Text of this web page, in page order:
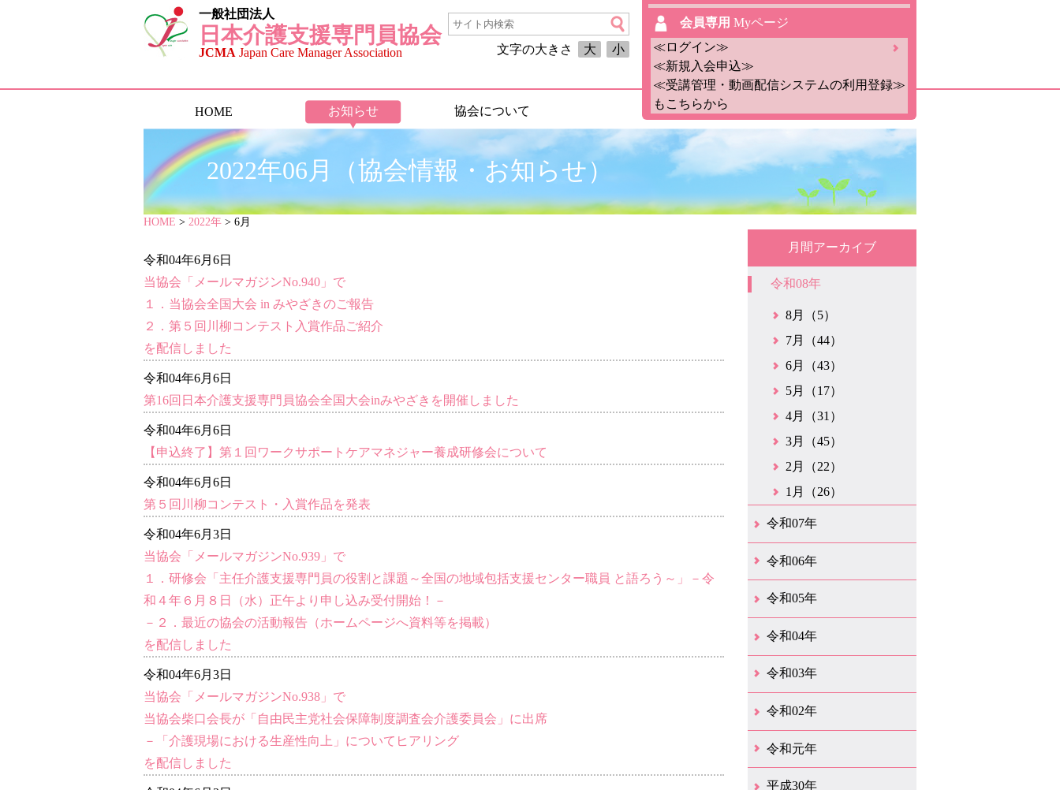
一般社団法人
日本介護支援専門員協会
JCMA Japan Care Manager Association 文字の大きさ 大 小
会員専用 Myページ
≪ログイン≫
≪新規入会申込≫
≪受講管理・動画配信システムの利用登録≫
もこちらから
HOME お知らせ 協会について
2022年06月（協会情報・お知らせ）
HOME > 2022年 > 6月
令和04年6月6日
当協会「メールマガジンNo.940」で
１．当協会全国大会 in みやざきのご報告
２．第５回川柳コンテスト入賞作品ご紹介
を配信しました
令和04年6月6日
第16回日本介護支援専門員協会全国大会inみやざきを開催しました
令和04年6月6日
【申込終了】第１回ワークサポートケアマネジャー養成研修会について
令和04年6月6日
第５回川柳コンテスト・入賞作品を発表
令和04年6月3日
当協会「メールマガジンNo.939」で
１．研修会「主任介護支援専門員の役割と課題～全国の地域包括支援センター職員 と語ろう～」－令
和４年６月８日（水）正午より申し込み受付開始！－
－２．最近の協会の活動報告（ホームページへ資料等を掲載）
を配信しました
令和04年6月3日
当協会「メールマガジンNo.938」で
当協会柴口会長が「自由民主党社会保障制度調査会介護委員会」に出席
－「介護現場における生産性向上」についてヒアリング
を配信しました
月間アーカイブ
令和08年
8月（5）
7月（44）
6月（43）
5月（17）
4月（31）
3月（45）
2月（22）
1月（26）
令和07年
12月（50）
11月（42）
10月（31）
9月（35）
8月（26）
7月（25）
6月（35）
5月（26）
4月（35）
3月（32）
2月（35）
1月（24）
令和06年
12月（46）
11月（38）
10月（32）
9月（29）
8月（36）
7月（30）
6月（33）
5月（29）
4月（45）
3月（50）
2月（21）
1月（75）
令和05年
12月（36）
11月（31）
10月（30）
9月（30）
8月（26）
7月（29）
6月（19）
5月（28）
4月（28）
3月（38）
2月（21）
1月（22）
令和04年
12月（40）
11月（22）
10月（33）
9月（35）
8月（31）
7月（25）
6月（33）
5月（16）
4月（48）
3月（42）
2月（23）
1月（31）
令和03年
12月（26）
11月（25）
10月（18）
9月（33）
8月（27）
7月（28）
6月（24）
5月（24）
4月（36）
3月（67）
2月（18）
1月（44）
令和02年
12月（41）
11月（18）
10月（25）
9月（21）
8月（31）
7月（28）
6月（41）
5月（36）
4月（49）
3月（69）
2月（36）
1月（15）
令和元年
12月（19）
11月（21）
10月（36）
9月（25）
8月（16）
7月（16）
6月（13）
5月（10）
4月（38）
3月（15）
2月（10）
1月（8）
平成30年